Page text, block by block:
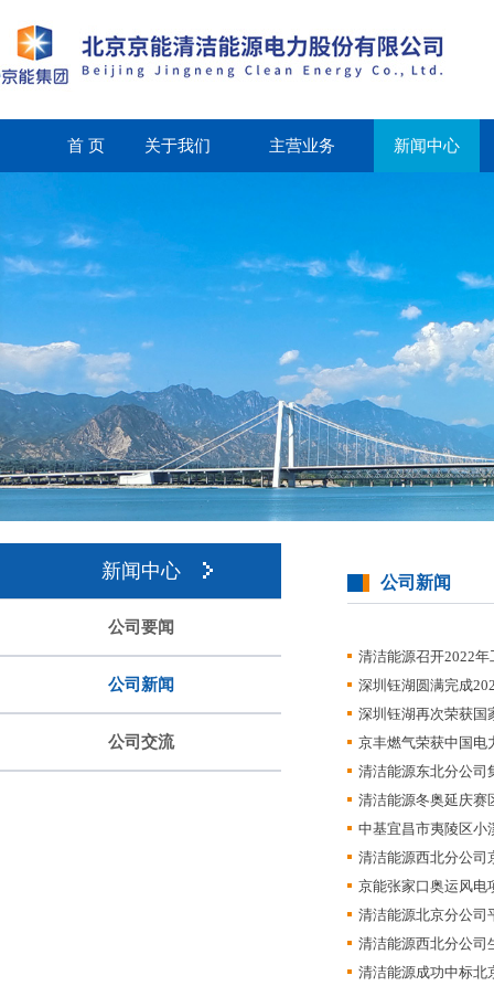
首 页 关于我们 主营业务 新闻中心
新闻中心
公司要闻
公司新闻
公司交流
公司新闻
清洁能源召开2022年
深圳钰湖圆满完成
深圳钰湖再次荣获国
京丰燃气荣获中国电
清洁能源东北分公司
清洁能源冬奥延庆赛
中基宜昌市夷陵区小
清洁能源西北分公司
京能张家口奥运风电
清洁能源北京分公司
清洁能源西北分公司
清洁能源成功中标北